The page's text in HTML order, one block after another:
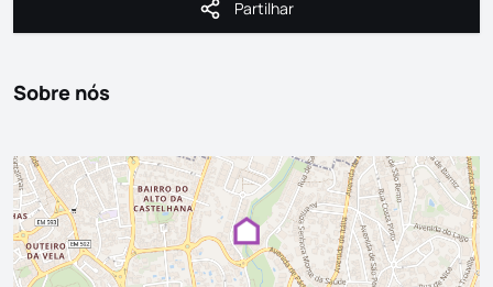
Partilhar
Partilhar
Sobre nós